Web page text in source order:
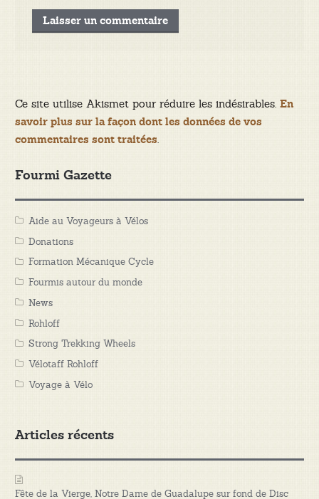
Ce site utilise Akismet pour réduire les indésirables. En
savoir plus sur la façon dont les données de vos
commentaires sont traitées.
Fourmi Gazette
Aide au Voyageurs à Vélos
Donations
Formation Mécanique Cycle
Fourmis autour du monde
News
Rohloff
Strong Trekking Wheels
Vélotaff Rohloff
Voyage à Vélo
Articles récents
Fête de la Vierge, Notre Dame de Guadalupe sur fond de Disc